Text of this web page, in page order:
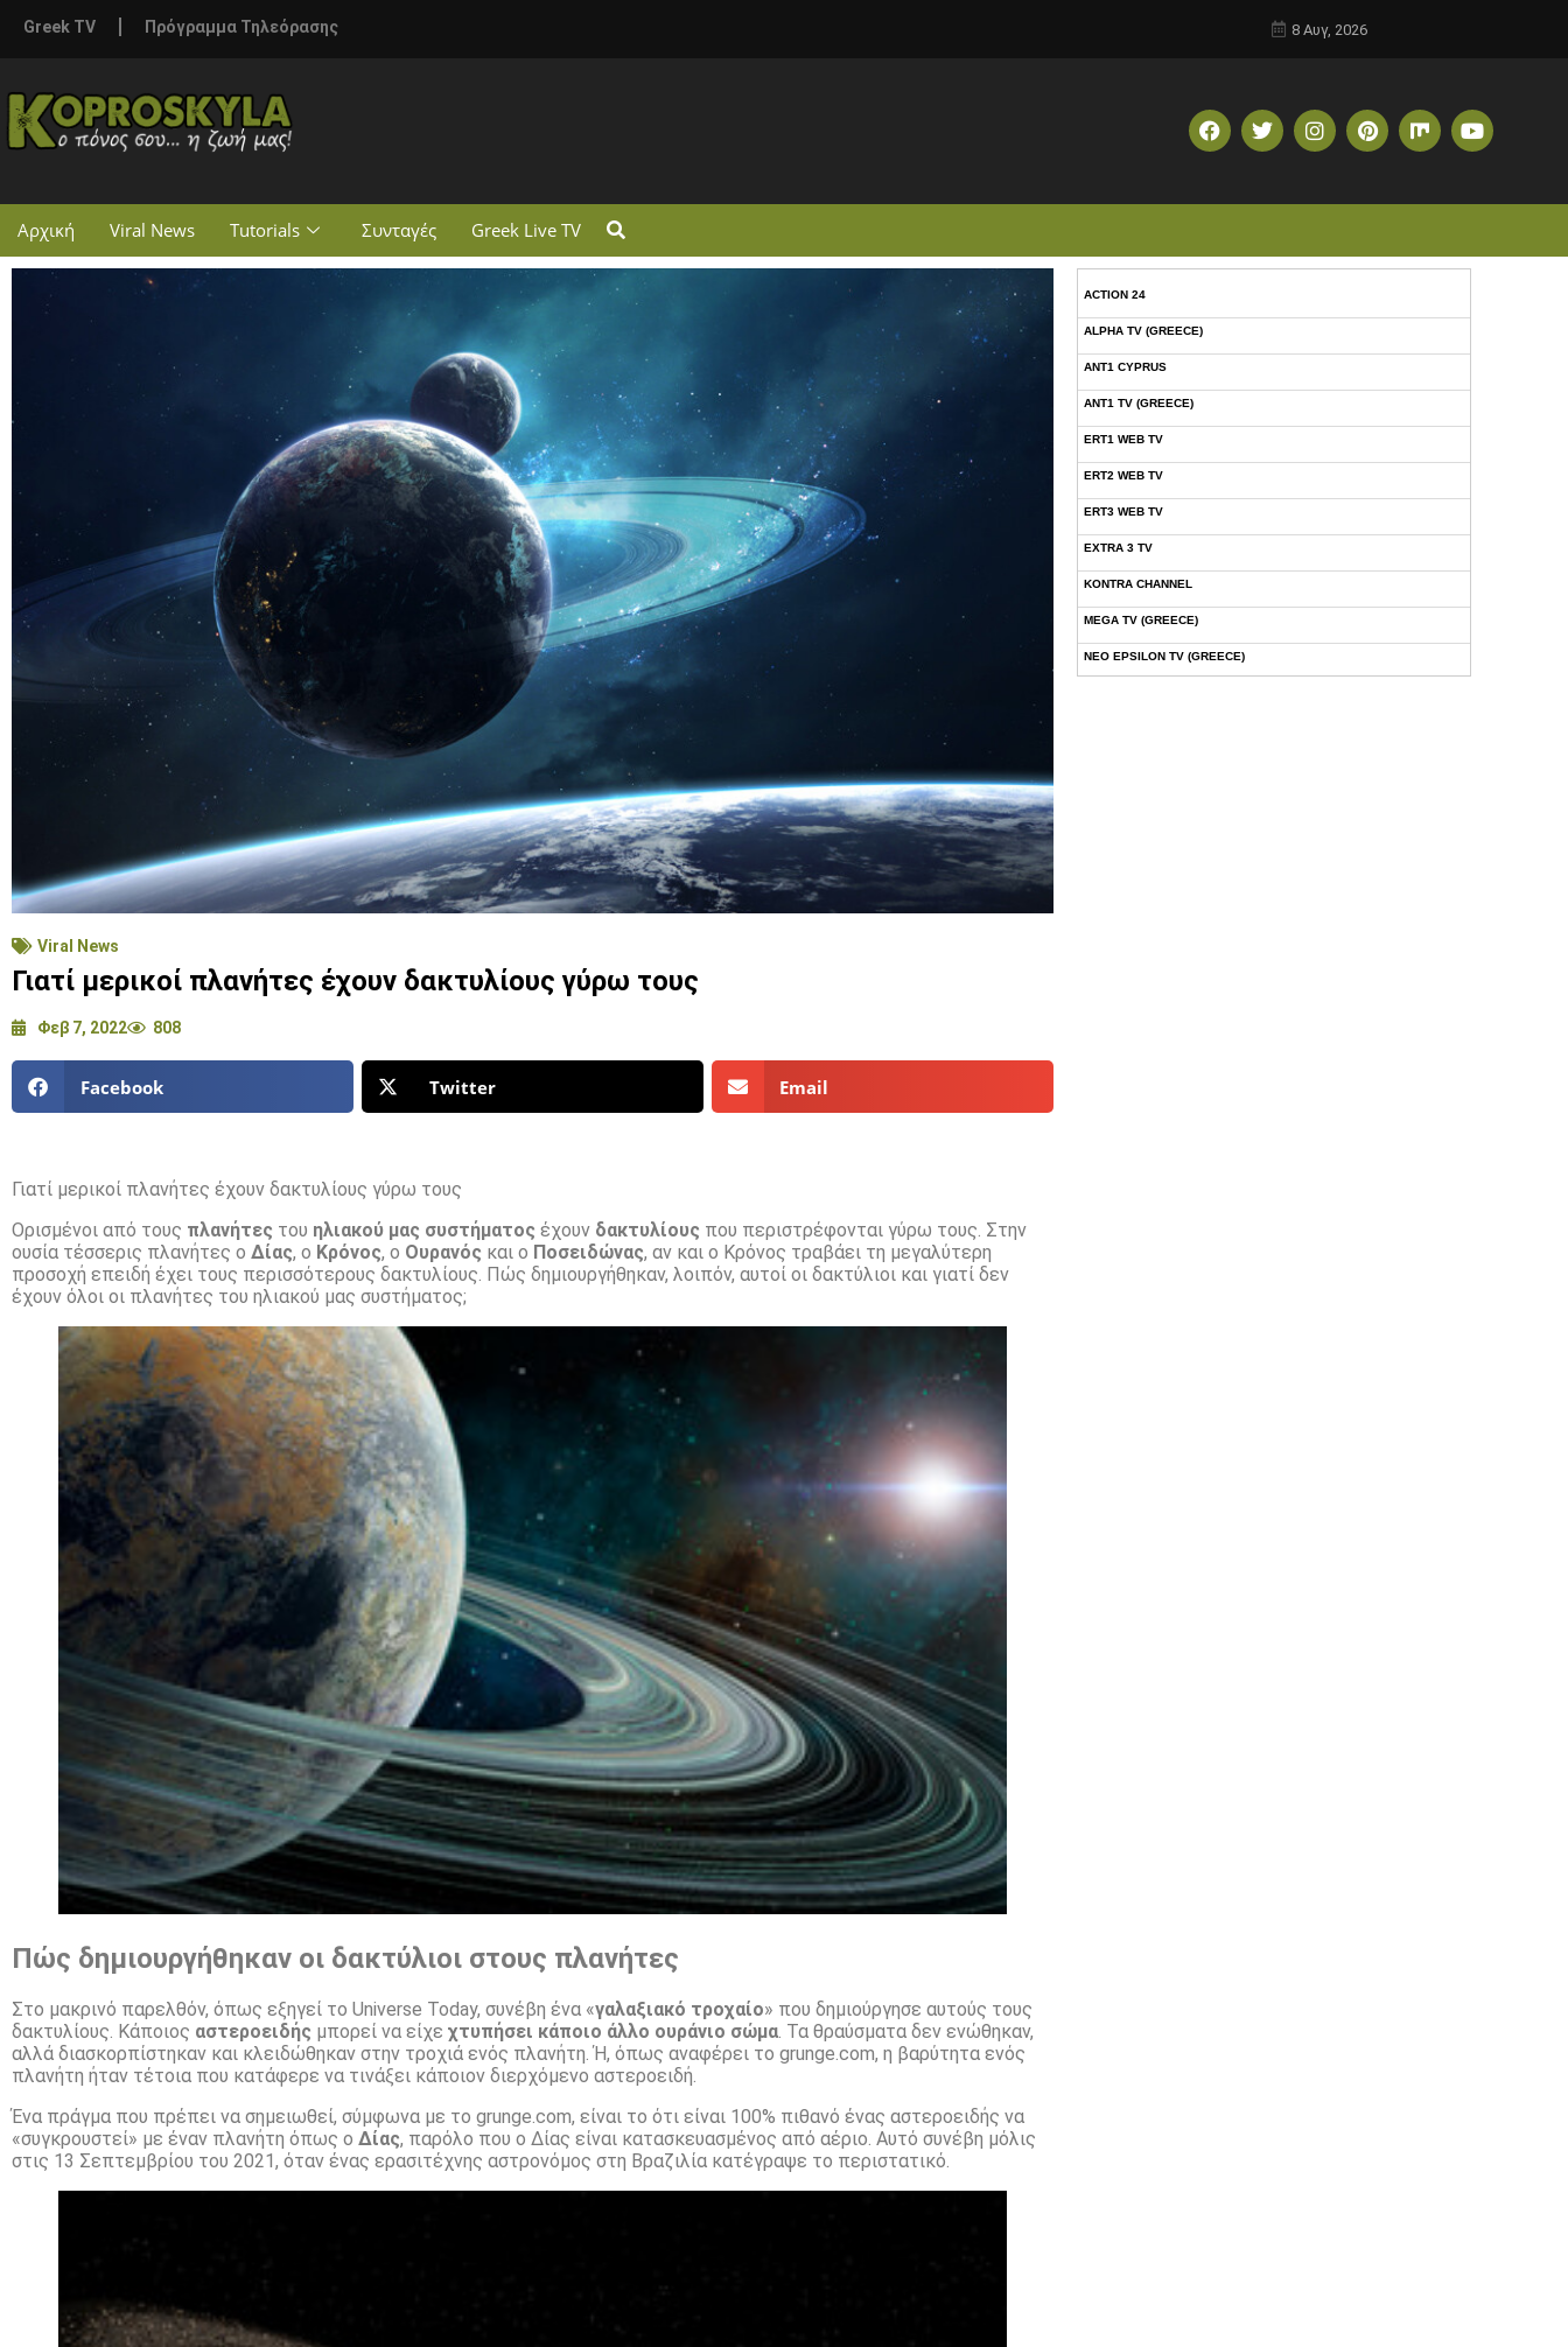
Greek TV Πρόγραμμα Τηλεόρασης 8 Αυγ, 2026
Αρχική Viral News Tutorials Συνταγές Greek Live TV
Viral News
Γιατί μερικοί πλανήτες έχουν δακτυλίους γύρω τους
Φεβ 7, 2022 808
Facebook Twitter Email
Γιατί μερικοί πλανήτες έχουν δακτυλίους γύρω τους
Ορισμένοι από τους πλανήτες του ηλιακού μας συστήματος έχουν δακτυλίους που περιστρέφονται γύρω τους. Στην
ουσία τέσσερις πλανήτες ο Δίας, ο Κρόνος, ο Ουρανός και ο Ποσειδώνας, αν και ο Κρόνος τραβάει τη μεγαλύτερη
προσοχή επειδή έχει τους περισσότερους δακτυλίους. Πώς δημιουργήθηκαν, λοιπόν, αυτοί οι δακτύλιοι και γιατί δεν
έχουν όλοι οι πλανήτες του ηλιακού μας συστήματος;
Πώς δημιουργήθηκαν οι δακτύλιοι στους πλανήτες
Στο μακρινό παρελθόν, όπως εξηγεί το Universe Today, συνέβη ένα «γαλαξιακό τροχαίο» που δημιούργησε αυτούς τους
δακτυλίους. Κάποιος αστεροειδής μπορεί να είχε χτυπήσει κάποιο άλλο ουράνιο σώμα. Τα θραύσματα δεν ενώθηκαν,
αλλά διασκορπίστηκαν και κλειδώθηκαν στην τροχιά ενός πλανήτη. Ή, όπως αναφέρει το grunge.com, η βαρύτητα ενός
πλανήτη ήταν τέτοια που κατάφερε να τινάξει κάποιον διερχόμενο αστεροειδή.
Ένα πράγμα που πρέπει να σημειωθεί, σύμφωνα με το grunge.com, είναι το ότι είναι 100% πιθανό ένας αστεροειδής να
«συγκρουστεί» με έναν πλανήτη όπως ο Δίας, παρόλο που ο Δίας είναι κατασκευασμένος από αέριο. Αυτό συνέβη μόλις
στις 13 Σεπτεμβρίου του 2021, όταν ένας ερασιτέχνης αστρονόμος στη Βραζιλία κατέγραψε το περιστατικό.
ACTION 24
ALPHA TV (GREECE)
ANT1 CYPRUS
ANT1 TV (GREECE)
ERT1 WEB TV
ERT2 WEB TV
ERT3 WEB TV
EXTRA 3 TV
KONTRA CHANNEL
MEGA TV (GREECE)
NEO EPSILON TV (GREECE)